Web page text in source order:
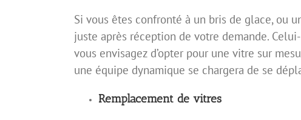
Si vous êtes confronté à un bris de glace, ou
juste après réception de votre demande.
vous envisagez d’opter pour une vitre sur
une équipe dynamique se chargera de se
Remplacement de vitres